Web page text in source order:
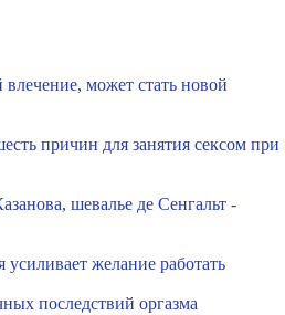
может стать новой
причин для занятия сексом при
шевалье де Сенгальт -
усиливает желание работать
последствий оргазма